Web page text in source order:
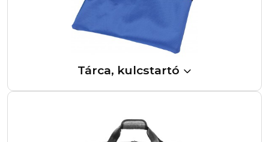
Tárca, kulcstartó